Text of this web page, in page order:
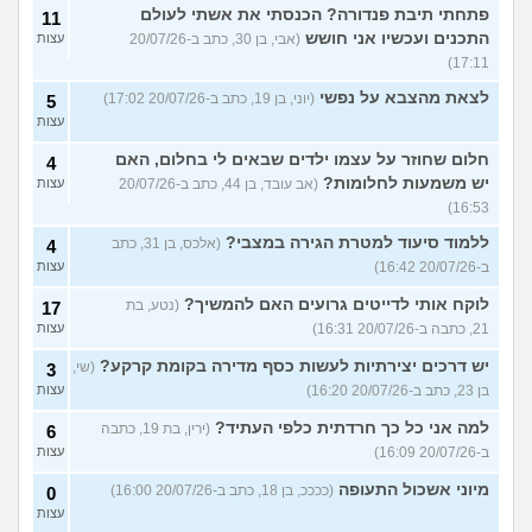
פתחתי תיבת פנדורה? הכנסתי את אשתי לעולם
התכנים ועכשיו אני חושש
(אבי, בן 30, כתב ב-20/07/26
17:11)
11
עצות
לצאת מהצבא על נפשי (יוני, בן 19, כתב ב-20/07/26 17:02) 5
עצות
חלום שחוזר על עצמו ילדים שבאים לי בחלום, האם
יש משמעות לחלומות?
(אב עובד, בן 44, כתב ב-20/07/26
16:53)
4
עצות
ללמוד סיעוד למטרת הגירה במצבי?
(אלכס, בן 31, כתב
ב-20/07/26 16:42)
4
עצות
לוקח אותי לדייטים גרועים האם להמשיך? (נטע, בת
21, כתבה ב-20/07/26 16:31)
17
עצות
יש דרכים יצירתיות לעשות כסף מדירה בקומת קרקע? (שי,
בן 23, כתב ב-20/07/26 16:20)
3
עצות
למה אני כל כך חרדתית כלפי העתיד?
(ירין, בת 19, כתבה
ב-20/07/26 16:09)
6
עצות
מיוני אשכול התעופה (ככככ, בן 18, כתב ב-20/07/26 16:00) 0
עצות